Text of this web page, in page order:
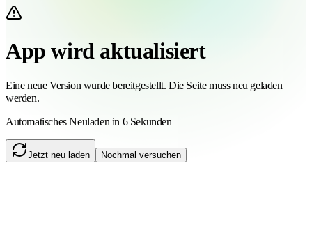
App wird aktualisiert
Eine neue Version wurde bereitgestellt. Die Seite muss neu geladen
werden.
Automatisches Neuladen in 6 Sekunden
Jetzt neu laden Nochmal versuchen